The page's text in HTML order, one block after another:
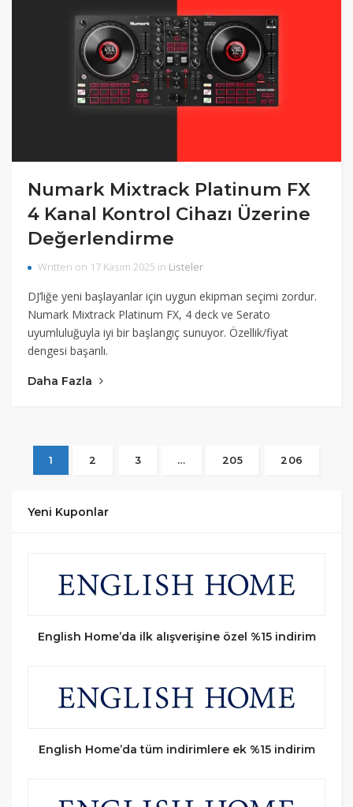
Numark Mixtrack Platinum FX
4 Kanal Kontrol Cihazı Üzerine
Değerlendirme
Written on 17 Kasım 2025 in Listeler
DJ’liğe yeni başlayanlar için uygun ekipman seçimi zordur.
Numark Mixtrack Platinum FX, 4 deck ve Serato
uyumluluğuyla iyi bir başlangıç sunuyor. Özellik/fiyat
dengesi başarılı.
Daha Fazla
1 2 3 … 205 206
Yeni Kuponlar
English Home’da ilk alışverişine özel %15 indirim
English Home’da tüm indirimlere ek %15 indirim